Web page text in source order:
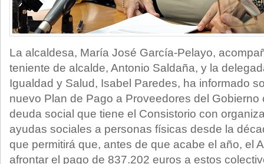
La alcaldesa, María José García-Pelayo,
teniente de alcalde, Antonio Saldaña, y la
Igualdad y Salud, Isabel Paredes, ha informado
nuevo Plan de Pago a Proveedores del Gobierno
deuda social que tiene el Consistorio con
ayudas sociales a personas físicas desde la
que permitirá que, antes de que acabe el año, el
afrontar el pago de 837.202 euros a estos